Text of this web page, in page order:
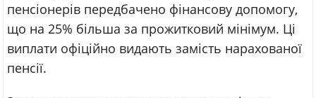
пенсіонерів передбачено фінансову допомогу,
що на 25% більша за прожитковий мінімум. Ці
виплати офіційно видають замість нарахованої
пенсії.